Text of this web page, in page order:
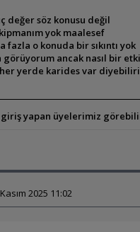
değer söz konusu değil
yok maalesef
fazla o konuda bir sıkıntı yok
ancak nasıl bir
her yerde karides var
giriş yapan üyelerimiz
2025 11:02